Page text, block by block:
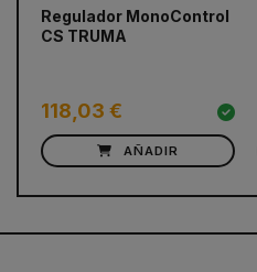
Regulador MonoControl
CS TRUMA
118,03 €
AÑADIR
prev